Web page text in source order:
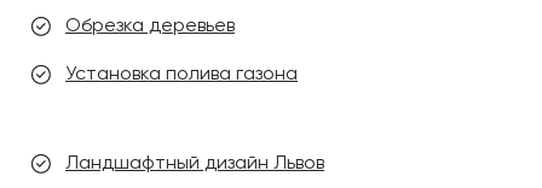
Обрезка деревьев
Установка полива газона
Ландшафтный дизайн Львов